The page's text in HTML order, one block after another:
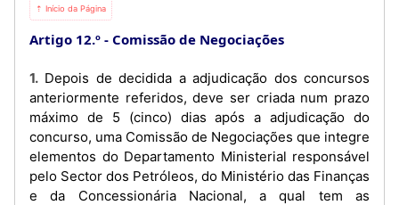
⇡ Início da Página
Artigo 12.º Comissão de Negociações
1. Depois de decidida a adjudicação dos concursos
anteriormente referidos, deve ser criada num prazo
máximo de 5 (cinco) dias após a adjudicação do
concurso, uma Comissão de Negociações que integre
elementos do Departamento Ministerial responsável
pelo Sector dos Petróleos, do Ministério das Finanças
e da Concessionária Nacional, a qual tem as